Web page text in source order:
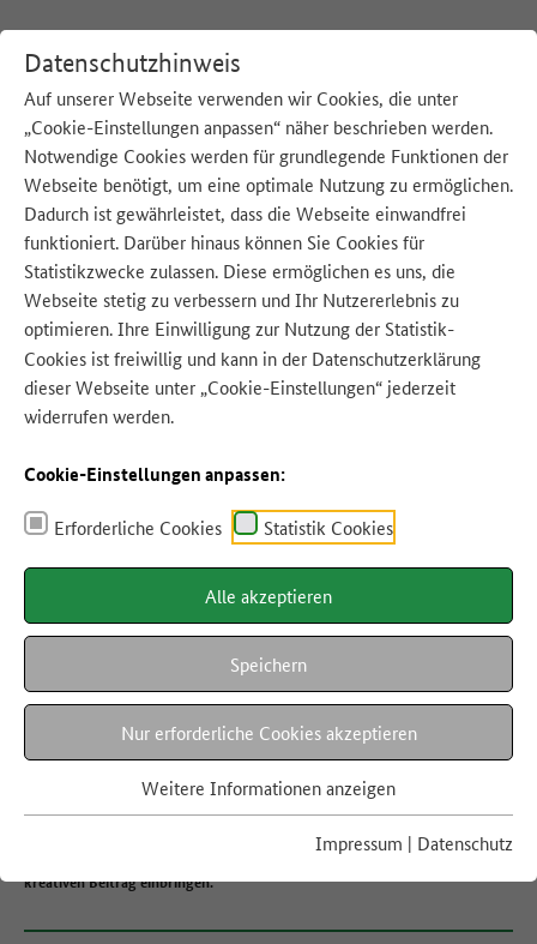
Datenschutzhinweis
Auf unserer Webseite verwenden wir Cookies, die unter
„Cookie-Einstellungen anpassen“ näher beschrieben werden.
Notwendige Cookies werden für grundlegende Funktionen der
Webseite benötigt, um eine optimale Nutzung zu ermöglichen.
Dadurch ist gewährleistet, dass die Webseite einwandfrei
funktioniert. Darüber hinaus können Sie Cookies für
Statistikzwecke zulassen. Diese ermöglichen es uns, die
Webseite stetig zu verbessern und Ihr Nutzererlebnis zu
optimieren. Ihre Einwilligung zur Nutzung der Statistik-
Cookies ist freiwillig und kann in der Datenschutzerklärung
dieser Webseite unter „Cookie-Einstellungen“ jederzeit
widerrufen werden.
Cookie-Einstellungen anpassen:
Erforderliche Cookies Statistik Cookies
Alle akzeptieren
Speichern
Nur erforderliche Cookies akzeptieren
Weitere Informationen anzeigen
Impressum | Datenschutz
:Startseite Aktionswoche
AKTIONSWOCHE ZU GUT FÜR DIE TONNE!
FAQ
Vom 29. September bis 6. Oktober findet jährlich die bundesweite
Aktionswoche Zu gut für die Tonne! statt. Mit verschiedenen Vor-Ort-
Aktionen und digitalen Formaten werben die Teilnehmenden für mehr
Lebensmittelwertschätzung. Engagierte Privatpersonen, Unternehmen
sowie Vereine und Verbände aus ganz Deutschland können ihren eigenen
kreativen Beitrag einbringen.